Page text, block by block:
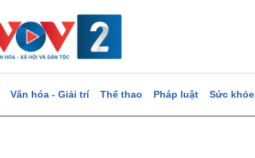
Văn hóa - Giải trí Thể thao Pháp luật Sức khỏe